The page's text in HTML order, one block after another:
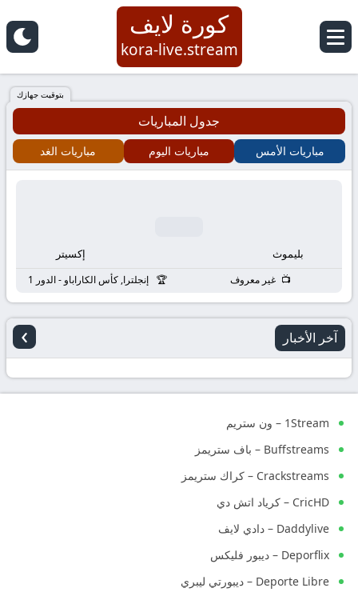
كورة
لايف
|
koora
مباريات
اليوم
بث
مباشر
جوال
kora
live
كورة لايف
kora-live.stream
بتوقيت جهازك
جدول المباريات
مباريات الأمس مباريات اليوم مباريات الغد
بليموث إكسيتر
غير معروف إنجلترا, كأس الكاراباو - الدور 1
آخر الأخبار ›
1Stream – ون ستريم
Buffstreams – باف ستريمز
Crackstreams – كراك ستريمز
CricHD – كرياد اتش دي
Daddylive – دادي لايف
Deporflix – ديبور فليكس
Deporte Libre – ديبورتي ليبري